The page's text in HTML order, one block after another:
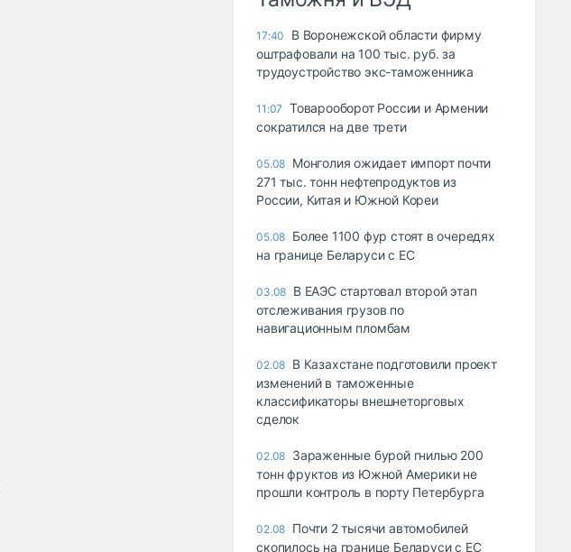
17:40
В Воронежской области фирму
оштрафовали на 100 тыс. руб. за
трудоустройство экс-таможенника
11:07
Товарооборот России и Армении
сократился на две трети
05.08 Монголия ожидает импорт почти
271 тыс. тонн нефтепродуктов из
России, Китая и Южной Кореи
05.08 Более 1100 фур стоят в очередях
на границе Беларуси с ЕС
03.08 В ЕАЭС стартовал второй этап
отслеживания грузов по
навигационным пломбам
02.08 В Казахстане подготовили проект
изменений в таможенные
классификаторы внешнеторговых
сделок
02.08 Зараженные бурой гнилью 200
тонн фруктов из Южной Америки не
прошли контроль в порту Петербурга
02.08 Почти 2 тысячи автомобилей
скопилось на границе Беларуси с ЕС